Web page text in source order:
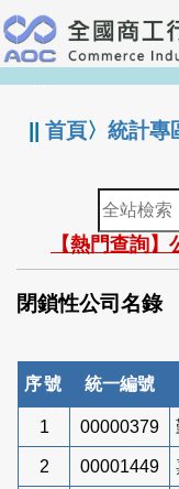
跳
到
主
要
:::
||首頁〉統計專
全
站
檢
索
【熱門查詢
閉鎖性公司名錄
序號 統一編號
1 00000379
2 00001449